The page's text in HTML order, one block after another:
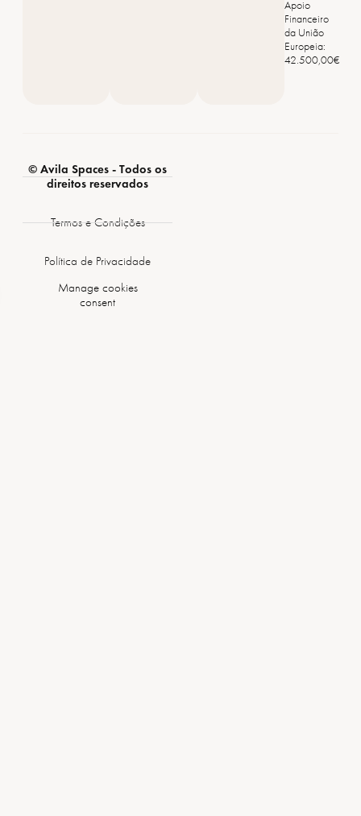
Apoio
Financeiro
da União
Europeia:
42.500,00€
© Avila Spaces - Todos os
direitos reservados
Termos e Condições
Política de Privacidade
Manage cookies
consent